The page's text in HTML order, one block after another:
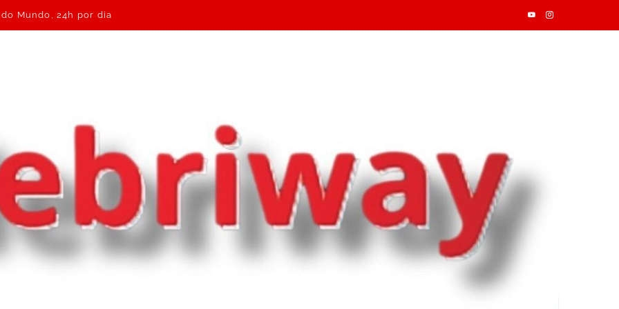
Mundo, 24h por dia